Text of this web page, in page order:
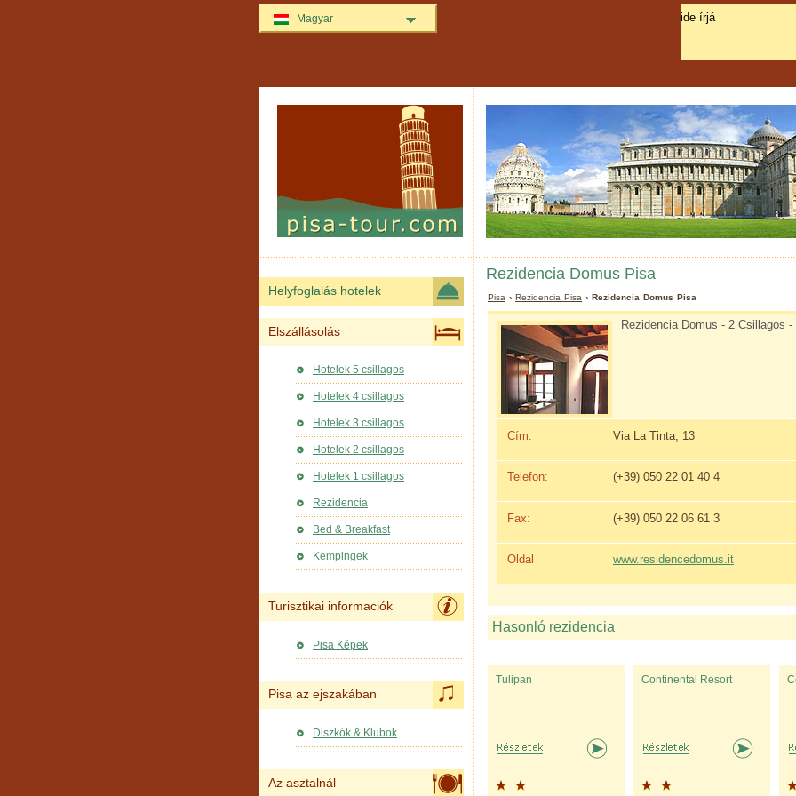
Rezidencia Domus Pisa
Pisa ›Rezidencia Pisa › Rezidencia Domus Pisa
Rezidencia Domus - 2 Csillagos
Cím: Via La Tinta, 13
Telefon: (+39) 050 22 01 40 4
Fax: (+39) 050 22 06 61 3
Oldal www.residencedomus.it
Hasonló rezidencia
Tulipan Continental Resort
Helyfoglalás hotelek
Elszállásolás
Hotelek 5 csillagos
Hotelek 4 csillagos
Hotelek 3 csillagos
Hotelek 2 csillagos
Hotelek 1 csillagos
Rezidencia
Bed & Breakfast
Kempingek
Turisztikai informaciók
Pisa Képek
Pisa az ejszakában
Diszkók & Klubok
Az asztalnál
Magyar